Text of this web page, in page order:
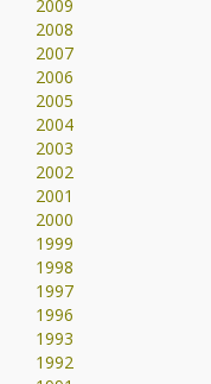
2009
2008
2007
2006
2005
2004
2003
2002
2001
2000
1999
1998
1997
1996
1993
1992